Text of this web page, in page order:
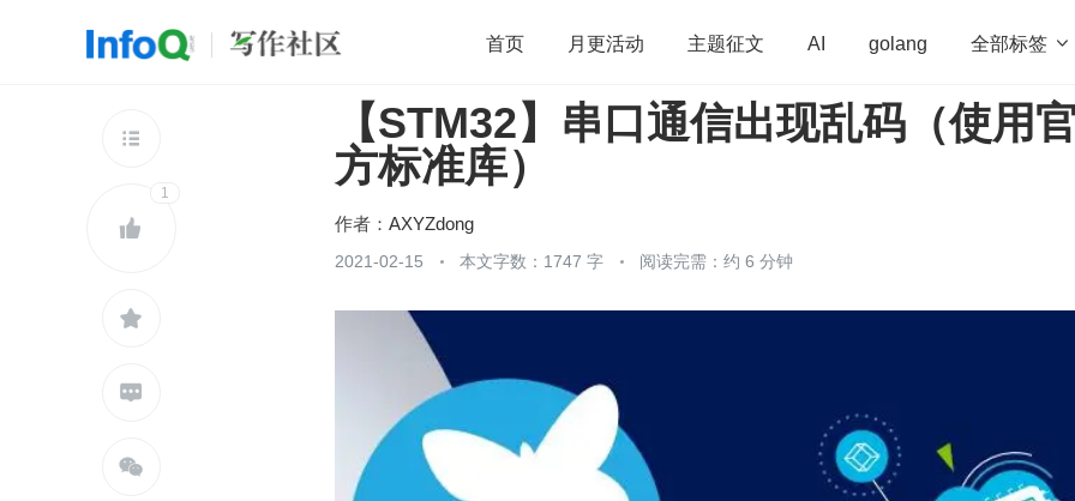
首页 月更活动 主题征文 AI golang 全部标签 
架构 OpenHarmony 算法 学习方法 Web3.0 高
团队管理 程序员
查看更多


1



【STM32】串口通信出现乱码（使用
方标准库）
作者： AXYZdong
2021-02-15 本文字数：1747 字 阅读完需：约 6 分钟